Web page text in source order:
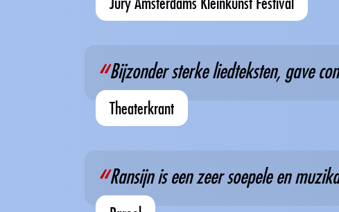
Bijzonder sterke liedteksten, gave
Theaterkrant
Ransijn is een zeer soepele en